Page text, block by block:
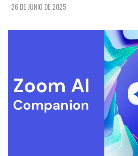
26 DE JUNIO DE 2025